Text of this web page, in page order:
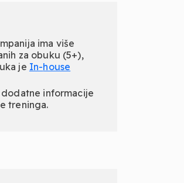
ima više
za obuku (5+),
je In-house
informacije
treninga.